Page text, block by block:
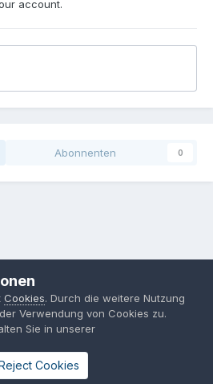
account.
Abonnenten 0
Engineering
Invision Community
Cookies. Durch die weitere Nutzung
Verwendung von Cookies zu.
Sie in unserer
Cookies